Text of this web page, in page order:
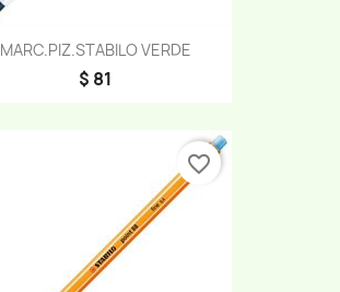
MARC.PIZ.STABILO VERDE
$ 81
favorite_border